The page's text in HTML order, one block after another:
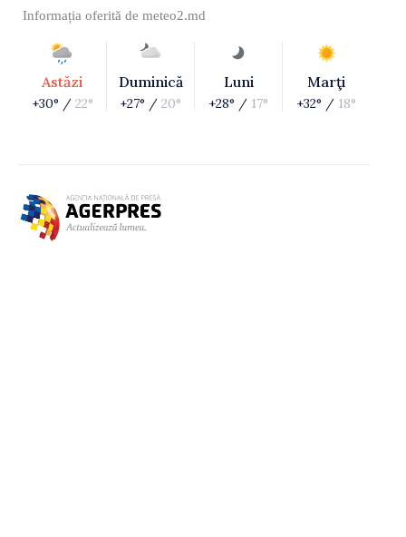
Informația oferită de meteo2.md
Astăzi
+30° / 22°
Duminică
+27° / 20°
Luni
+28° / 17°
Marţi
+32° / 18°